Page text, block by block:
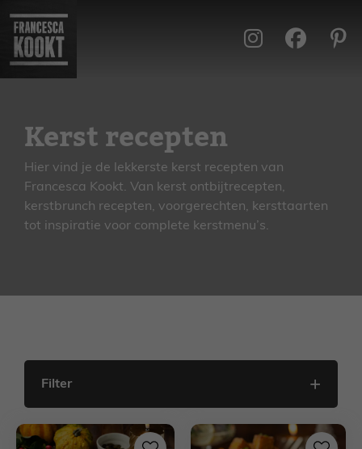
naar
inhoud
Kerst recepten
Hier vind je de lekkerste kerst recepten van
Francesca Kookt. Van kerst ontbijtrecepten,
kerstbrunch recepten, voorgerechten, kersttaarten
tot inspiratie voor complete kerstmenu’s.
Filter